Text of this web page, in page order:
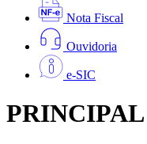
Nota Fiscal
Ouvidoria
e-SIC
PRINCIPAL